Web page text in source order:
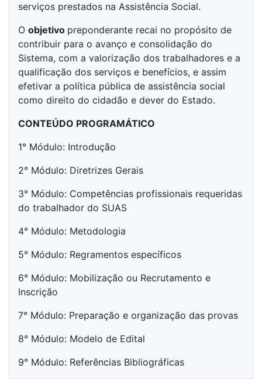
serviços prestados na Assistência Social.
O objetivo preponderante recai no propósito de
contribuir para o avanço e consolidação do
Sistema, com a valorização dos trabalhadores e a
qualificação dos serviços e benefícios, e assim
efetivar a política pública de assistência social
como direito do cidadão e dever do Estado.
CONTEÚDO PROGRAMÁTICO
1° Módulo: Introdução
2° Módulo: Diretrizes Gerais
3° Módulo: Competências profissionais requeridas
do trabalhador do SUAS
4° Módulo: Metodologia
5° Módulo: Regramentos específicos
6° Módulo: Mobilização ou Recrutamento e
Inscrição
7° Módulo: Preparação e organização das provas
8° Módulo: Modelo de Edital
9° Módulo: Referências Bibliográficas